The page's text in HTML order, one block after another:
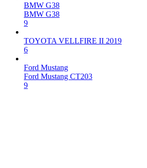
BMW G38
BMW G38
9
TOYOTA VELLFIRE II 2019
6
Ford Mustang
Ford Mustang CT203
9